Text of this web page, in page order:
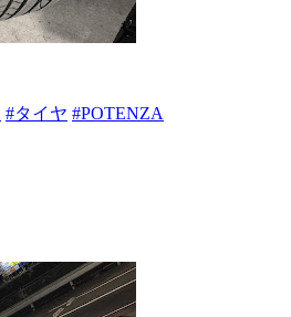
#タイヤ #POTENZA